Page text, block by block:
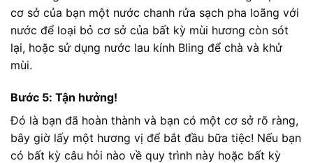
cơ sở của bạn một nước chanh rửa sạch pha loãng với
nước để loại bỏ cơ sở của bất kỳ mùi hương còn sót
lại, hoặc sử dụng nước lau kính Bling để chà và khử
mùi.
Bước 5: Tận hưởng!
Đó là bạn đã hoàn thành và bạn có một cơ sở rõ ràng,
bây giờ lấy một hương vị để bắt đầu bữa tiệc! Nếu bạn
có bất kỳ câu hỏi nào về quy trình này hoặc bất kỳ